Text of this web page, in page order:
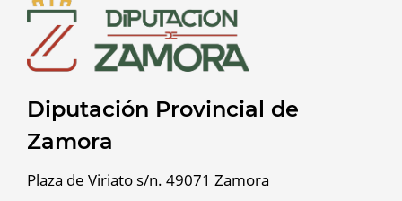
Diputación Provincial de
Zamora
Plaza de Viriato s/n. 49071 Zamora